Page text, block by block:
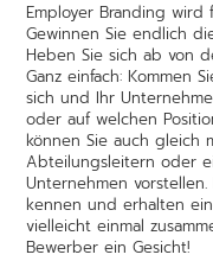
Employer Branding
Gewinnen Sie endlich
Heben Sie sich ab von
Ganz einfach: Kommen
sich und Ihr
oder auf welchen
können Sie auch gleich
Abteilungsleitern oder
Unternehmen
kennen und erhalten
vielleicht einmal
Bewerber ein Gesicht!